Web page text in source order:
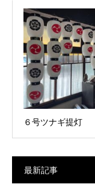
６号ツナギ提灯
最新記事